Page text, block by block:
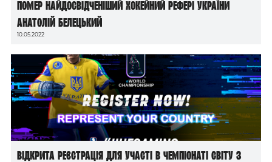
Помер найдосвідченіший хокейний рефері України
Анатолій Белецький
10.05.2022
Відкрита реєстрація для участі в чемпіонаті світу з